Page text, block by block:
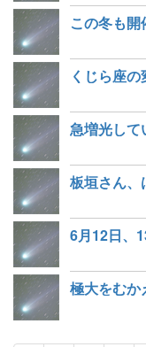
急増光して
6月12日、
極大をむか